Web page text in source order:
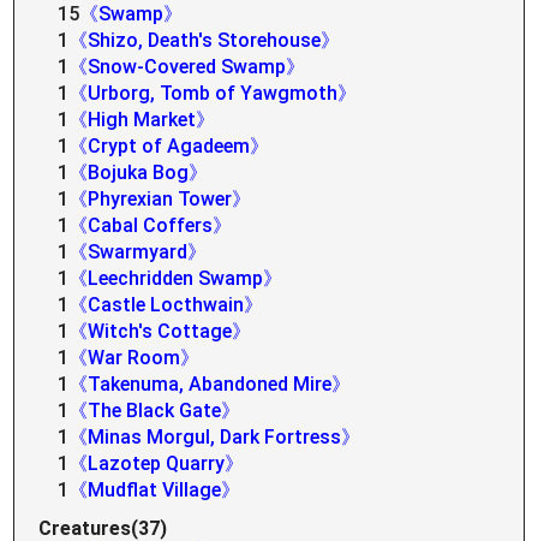
15 《Swamp》
1
《Shizo, Death's Storehouse》
1
《Snow-Covered Swamp》
1
《Urborg, Tomb of Yawgmoth》
1
《High Market》
1
《Crypt of Agadeem》
1
《Bojuka Bog》
1
《Phyrexian Tower》
1
《Cabal Coffers》
1
《Swarmyard》
1
《Leechridden Swamp》
1
《Castle Locthwain》
1
《Witch's Cottage》
1
《War Room》
1
《Takenuma, Abandoned Mire》
1
《The Black Gate》
1
《Minas Morgul, Dark Fortress》
1
《Lazotep Quarry》
1
《Mudflat Village》
Creatures(37)